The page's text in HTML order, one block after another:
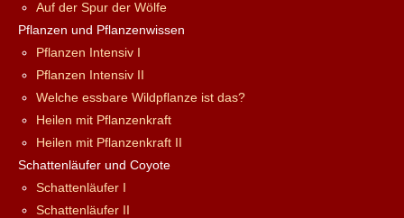
Auf der Spur der Wölfe
Pflanzen und Pflanzenwissen
Pflanzen Intensiv I
Pflanzen Intensiv II
Welche essbare Wildpflanze ist das?
Heilen mit Pflanzenkraft
Heilen mit Pflanzenkraft II
Schattenläufer und Coyote
Schattenläufer I
Schattenläufer II